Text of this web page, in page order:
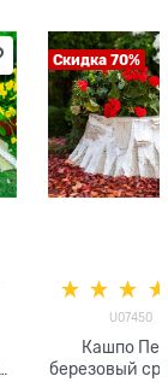
Скидка 70%
U07450
Кашпо
березовый